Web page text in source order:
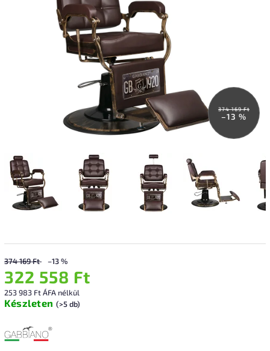
374 169 Ft
–13 %
374 169 Ft –13 %
322 558 Ft
253 983 Ft ÁFA nélkül
Készleten (>5 db)